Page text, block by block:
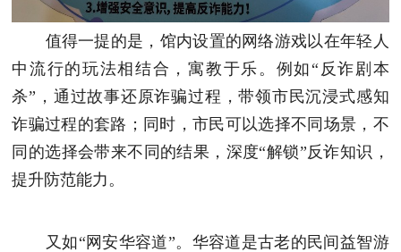
值得一提的是，馆内设置的网络游戏以在年轻人
中流行的玩法相结合，寓教于乐。例如“反诈剧本
杀”，通过故事还原诈骗过程，带领市民沉浸式感知
诈骗过程的套路；同时，市民可以选择不同场景，不
同的选择会带来不同的结果，深度“解锁”反诈知识，
提升防范能力。
又如“网安华容道”。华容道是古老的民间益智游